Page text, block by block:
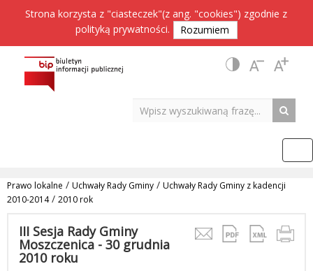
Strona korzysta z "ciasteczek"(z ang. "cookies") zgodnie z
polityką prywatności. Rozumiem
Prawo lokalne / Uchwały Rady Gminy / Uchwały Rady Gminy z kadencji
2010-2014/ 2010 rok
III Sesja Rady Gminy
Moszczenica - 30 grudnia
2010 roku